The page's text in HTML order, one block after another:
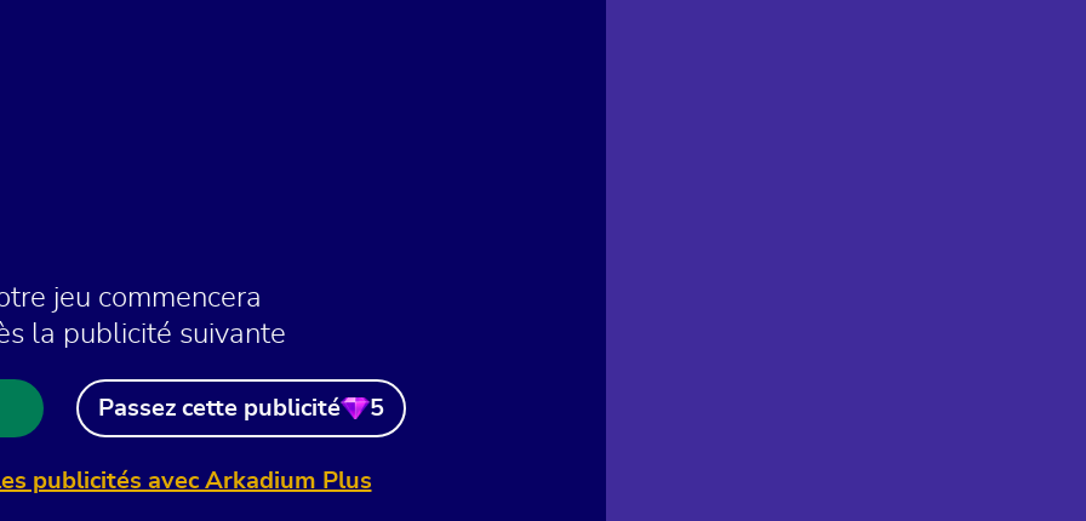
jeu commencera
la publicité suivante
Passez cette publicité 5
publicités avec Arkadium Plus